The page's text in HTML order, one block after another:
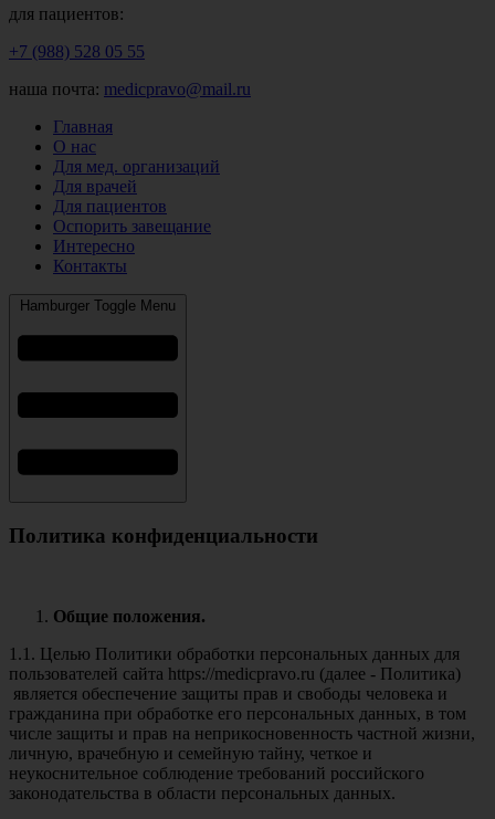
для пациентов:
+7 (988) 528 05 55
наша почта: medicpravo@mail.ru
Главная
О нас
Для мед. организаций
Для врачей
Для пациентов
Оспорить завещание
Интересно
Контакты
Hamburger Toggle Menu
Политика конфиденциальности
Общие положения.
1.1. Целью Политики обработки персональных данных для
пользователей сайта https://medicpravo.ru (далее - Политика)
является обеспечение защиты прав и свободы человека и
гражданина при обработке его персональных данных, в том
числе защиты и прав на неприкосновенность частной жизни,
личную, врачебную и семейную тайну, четкое и
неукоснительное соблюдение требований российского
законодательства в области персональных данных.